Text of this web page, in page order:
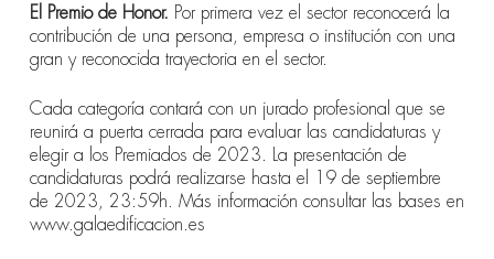
El Premio de Honor. Por primera vez el sector reconocerá la
contribución de una persona, empresa o institución con una
gran y reconocida trayectoria en el sector.
Cada categoría contará con un jurado profesional que se
reunirá a puerta cerrada para evaluar las candidaturas y
elegir a los Premiados de 2023. La presentación de
candidaturas podrá realizarse hasta el 19 de septiembre
de 2023, 23:59h. Más información consultar las bases en
www.galaedificacion.es